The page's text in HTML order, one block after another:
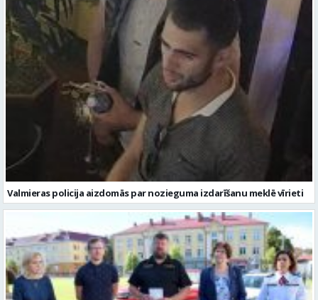
Valmieras policija aizdomās par nozieguma izdarīšanu meklē vīrieti